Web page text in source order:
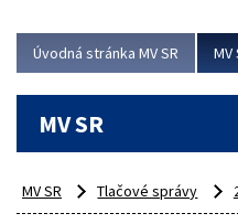
Úvodná stránka MV SR MV
MV SR
MV SR Tlačové správy